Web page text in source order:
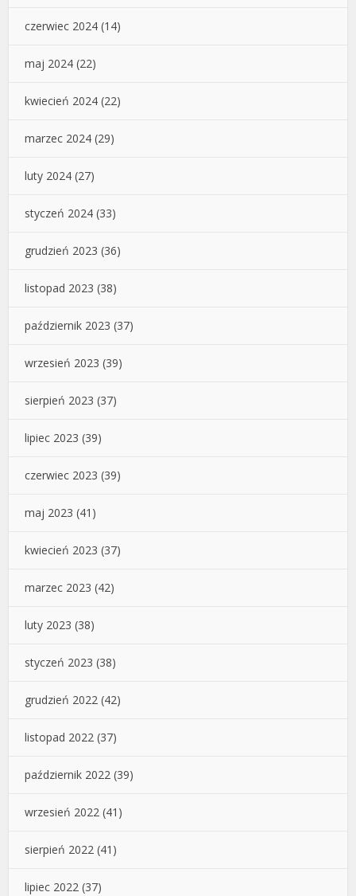
czerwiec 2024 (14)
maj 2024 (22)
kwiecień 2024 (22)
marzec 2024 (29)
luty 2024 (27)
styczeń 2024 (33)
grudzień 2023 (36)
listopad 2023 (38)
październik 2023 (37)
wrzesień 2023 (39)
sierpień 2023 (37)
lipiec 2023 (39)
czerwiec 2023 (39)
maj 2023 (41)
kwiecień 2023 (37)
marzec 2023 (42)
luty 2023 (38)
styczeń 2023 (38)
grudzień 2022 (42)
listopad 2022 (37)
październik 2022 (39)
wrzesień 2022 (41)
sierpień 2022 (41)
lipiec 2022 (37)